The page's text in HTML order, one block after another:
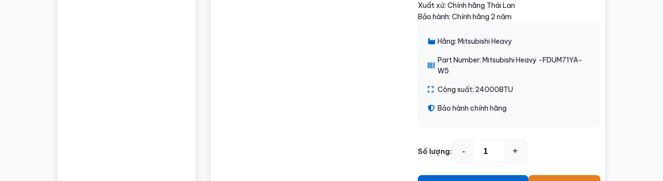
Xuất xứ: Chính hãng Thái Lan
Bảo hành: Chính hãng 2 năm
Hãng: Mitsubishi Heavy
Part Number: Mitsubishi Heavy -FDUM71YA-
W5
Công suất: 24000BTU
Bảo hành chính hãng
Số lượng: - +